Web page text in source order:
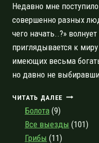
Недавно мне
совершенно разных
чего начать..?»
приглядывается к
имеющих весьма
но давно не
ЧИТАТЬ ДАЛЕЕ ПЕРВЫЙ
НЕ
Болота (9)
Все выезды (101)
Грибы (11)